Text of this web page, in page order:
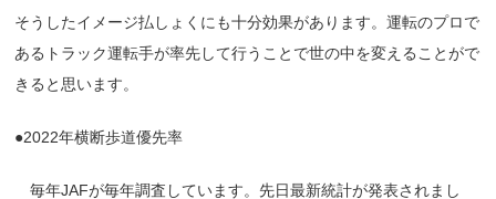
そうしたイメージ払しょくにも十分効果があります。運転のプロで
あるトラック運転手が率先して行うことで世の中を変えることがで
きると思います。
●2022年横断歩道優先率
毎年JAFが毎年調査しています。先日最新統計が発表されまし